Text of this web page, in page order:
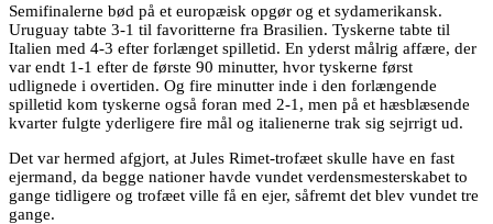
Semifinalerne bød på et europæisk opgør og et sydamerikansk.
Uruguay tabte 3-1 til favoritterne fra Brasilien. Tyskerne tabte til
Italien med 4-3 efter forlænget spilletid. En yderst målrig affære, der
var endt 1-1 efter de første 90 minutter, hvor tyskerne først
udlignede i overtiden. Og fire minutter inde i den forlængende
spilletid kom tyskerne også foran med 2-1, men på et hæsblæsende
kvarter fulgte yderligere fire mål og italienerne trak sig sejrrigt ud.
Det var hermed afgjort, at Jules Rimet-trofæet skulle have en fast
ejermand, da begge nationer havde vundet verdensmesterskabet to
gange tidligere og trofæet ville få en ejer, såfremt det blev vundet tre
gange.